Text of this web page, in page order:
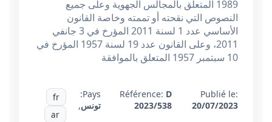
1989 المتعلق بالمجالس الجهوية وعلى جميع
النصوص التي نقحته أو تممته وخاصة القانون
الأساسي عدد 1 لسنة 2011 المؤرخ في 3 جانفي
2011، وعلى القانون عدد 19 لسنة 1957 المؤرخ في
10 سبتمبر 1957 المتعلق بالموافقة
Publié le:
20/07/2023
Référence: D
2023/538
Pays:
تونس,
fr
ar